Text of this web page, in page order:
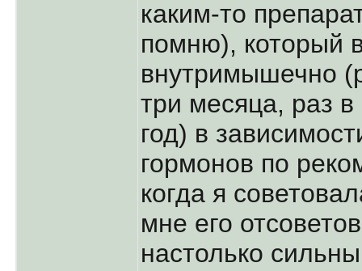
каким-то
помню), который
внутримышечно
три месяца, раз
год) в
гормонов по
когда я
мне его
настолько